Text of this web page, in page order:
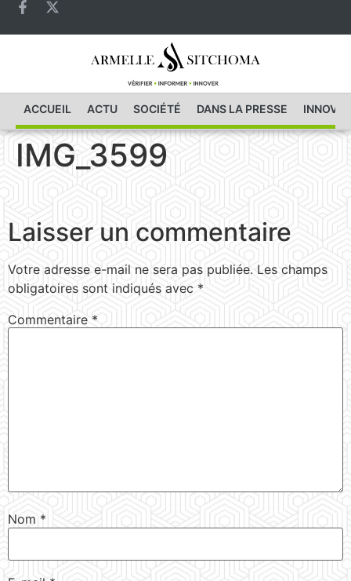
ACCUEIL ACTU SOCIÉTÉ DANS LA PRESSE
IMG_3599
Laisser un commentaire
Votre adresse e-mail ne sera pas publiée. Les champs
obligatoires sont indiqués avec *
Commentaire *
Nom*